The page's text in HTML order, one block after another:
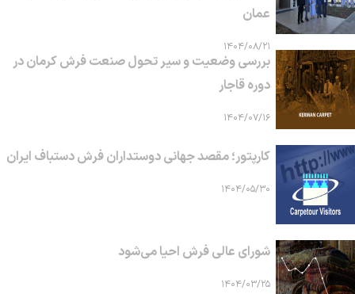
عمان
۱۴۰۴/۰۸/۲۱
بررسی وضعیت و سیر تحول صنعت فرش کرمان در
دوره قاجار
۱۴۰۴/۰۷/۱۶
کارپتور؛ مقصد جهانی دوستداران فرش دستباف ایران
۱۴۰۴/۰۵/۳۰
شورای عالی فرش احیا می‌شود
۱۴۰۴/۰۳/۲۵